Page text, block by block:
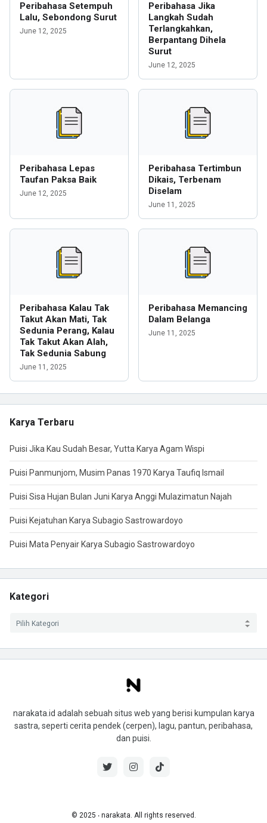
Peribahasa Setempuh
Lalu, Sebondong Surut
June 12, 2025
Peribahasa Jika
Langkah Sudah
Terlangkahkan,
Berpantang Dihela
Surut
June 12, 2025
Peribahasa Lepas
Taufan Paksa Baik
June 12, 2025
Peribahasa Tertimbun
Dikais, Terbenam
Diselam
June 11, 2025
Peribahasa Kalau Tak
Takut Akan Mati, Tak
Sedunia Perang, Kalau
Tak Takut Akan Alah,
Tak Sedunia Sabung
June 11, 2025
Peribahasa Memancing
Dalam Belanga
June 11, 2025
Karya Terbaru
Puisi Jika Kau Sudah Besar, Yutta Karya Agam Wispi
Puisi Panmunjom, Musim Panas 1970 Karya Taufiq Ismail
Puisi Sisa Hujan Bulan Juni Karya Anggi Mulazimatun Najah
Puisi Kejatuhan Karya Subagio Sastrowardoyo
Puisi Mata Penyair Karya Subagio Sastrowardoyo
Kategori
narakata.id adalah sebuah situs web yang berisi kumpulan karya
sastra, seperti cerita pendek (cerpen), lagu, pantun, peribahasa,
dan puisi.
© 2025 ‧ narakata. All rights reserved.